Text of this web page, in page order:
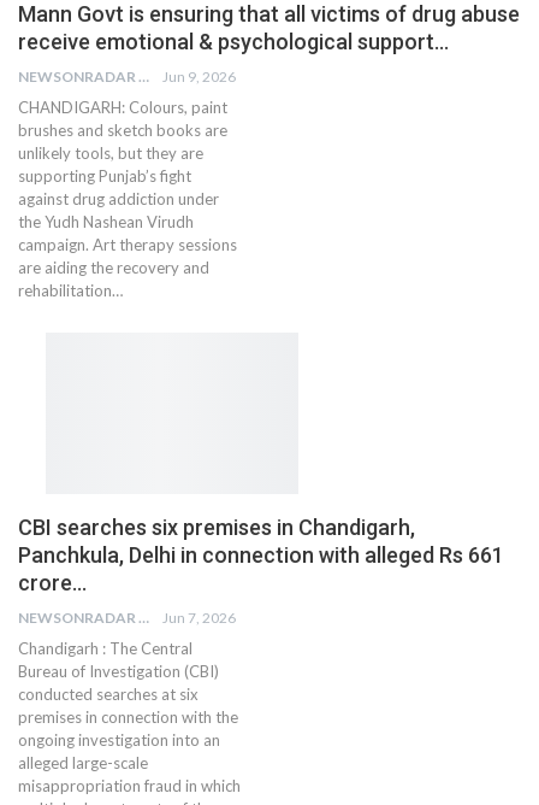
Mann Govt is ensuring that all victims of drug abuse
receive emotional & psychological support…
NEWSONRADAR BUREAU Jun 9, 2026
CHANDIGARH: Colours, paint
brushes and sketch books are
unlikely tools, but they are
supporting Punjab’s fight
against drug addiction under
the Yudh Nashean Virudh
campaign. Art therapy sessions
are aiding the recovery and
rehabilitation…
CBI searches six premises in Chandigarh,
Panchkula, Delhi in connection with alleged Rs 661
crore…
NEWSONRADAR BUREAU Jun 7, 2026
Chandigarh : The Central
Bureau of Investigation (CBI)
conducted searches at six
premises in connection with the
ongoing investigation into an
alleged large-scale
misappropriation fraud in which